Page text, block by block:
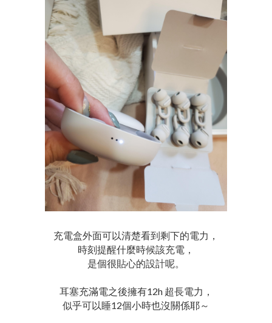
充電盒外面可以清楚看到剩下的電力，
時刻提醒什麼時候該充電，
是個很貼心的設計呢。
耳塞充滿電之後擁有12h 超長電力，
似乎可以睡12個小時也沒關係耶～